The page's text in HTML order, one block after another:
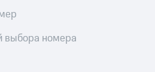
выбора номера